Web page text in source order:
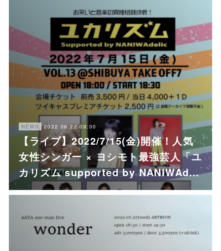
NEWS 2022.06.22 09:00
【ライブ】2022/7/15(金)開催！人気
女性シンガー × ヨシモト最強芸人「ユ
カリズム supported by NANIWAd…